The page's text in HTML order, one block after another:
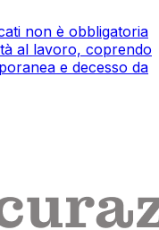
non è obbligatoria
al lavoro, coprendo
e decesso da